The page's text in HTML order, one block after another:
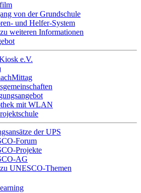
von der Grundschule
und Helfer-System
weiteren Informationen
e.V.
mit WLAN
der UPS
Forum
Projekte
AG
UNESCO-Themen